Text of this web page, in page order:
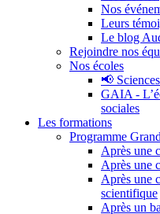
Nos
Leurs
Le blog
Rejoindre nos
Nos écoles
📢
GAIA -
sociales
Les formations
Programme
Après une
Après une
Après une
scientifique
Après un